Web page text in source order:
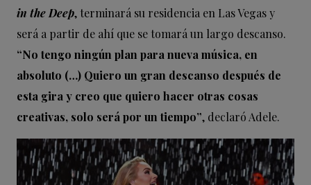
in the Deep, terminará su residencia en Las Vegas y
será a partir de ahí que se tomará un largo descanso.
“No tengo ningún plan para nueva música, en
absoluto (…) Quiero un gran descanso después de
esta gira y creo que quiero hacer otras cosas
creativas, solo será por un tiempo”, declaró Adele.